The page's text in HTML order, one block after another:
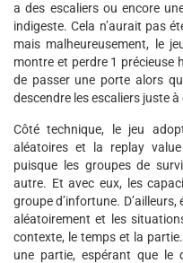
a des escaliers ou encore
indigeste. Cela n’aurait pas
mais malheureusement, le
montre et perdre 1 précieuse
de passer une porte alors
descendre les escaliers juste
Côté technique, le jeu
aléatoires et la replay
puisque les groupes de
autre. Et avec eux, les
groupe d’infortune.
aléatoirement et les
contexte, le temps et la
une partie, espérant que le